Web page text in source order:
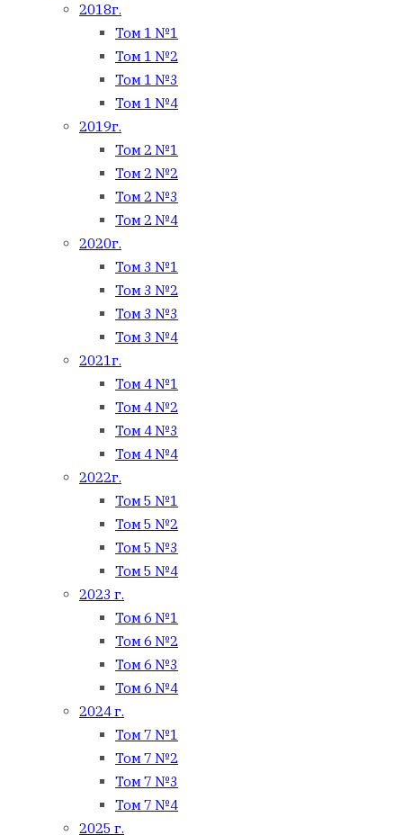
2018г.
Том 1 №1
Том 1 №2
Том 1 №3
Том 1 №4
2019г.
Том 2 №1
Том 2 №2
Том 2 №3
Том 2 №4
2020г.
Том 3 №1
Том 3 №2
Том 3 №3
Том 3 №4
2021г.
Том 4 №1
Том 4 №2
Том 4 №3
Том 4 №4
2022г.
Том 5 №1
Том 5 №2
Том 5 №3
Том 5 №4
2023 г.
Том 6 №1
Том 6 №2
Том 6 №3
Том 6 №4
2024 г.
Том 7 №1
Том 7 №2
Том 7 №3
Том 7 №4
2025 г.